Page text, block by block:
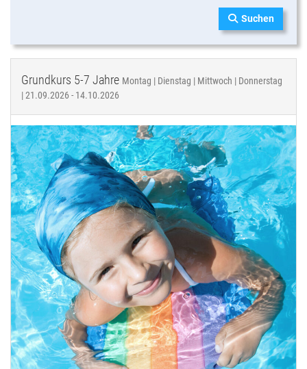
Suchen
Grundkurs 5-7 Jahre Montag | Dienstag | Mittwoch | Donnerstag
| 21.09.2026 - 14.10.2026